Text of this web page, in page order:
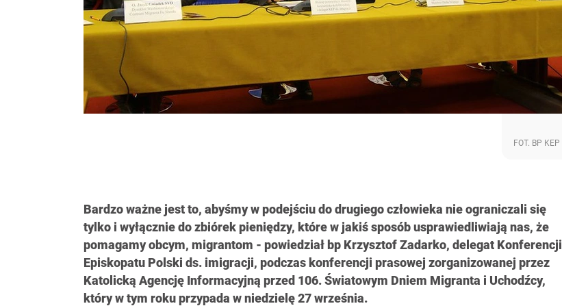
Bardzo ważne jest to, abyśmy w podejściu do drugiego człowieka nie ograniczali się
tylko i wyłącznie do zbiórek pieniędzy, które w jakiś sposób usprawiedliwiają nas, że
pomagamy obcym, migrantom - powiedział bp Krzysztof Zadarko, delegat Konferencji
Episkopatu Polski ds. imigracji, podczas konferencji prasowej zorganizowanej przez
Katolicką Agencję Informacyjną przed 106. Światowym Dniem Migranta i Uchodźcy,
który w tym roku przypada w niedzielę 27 września.
FOT. BP KEP